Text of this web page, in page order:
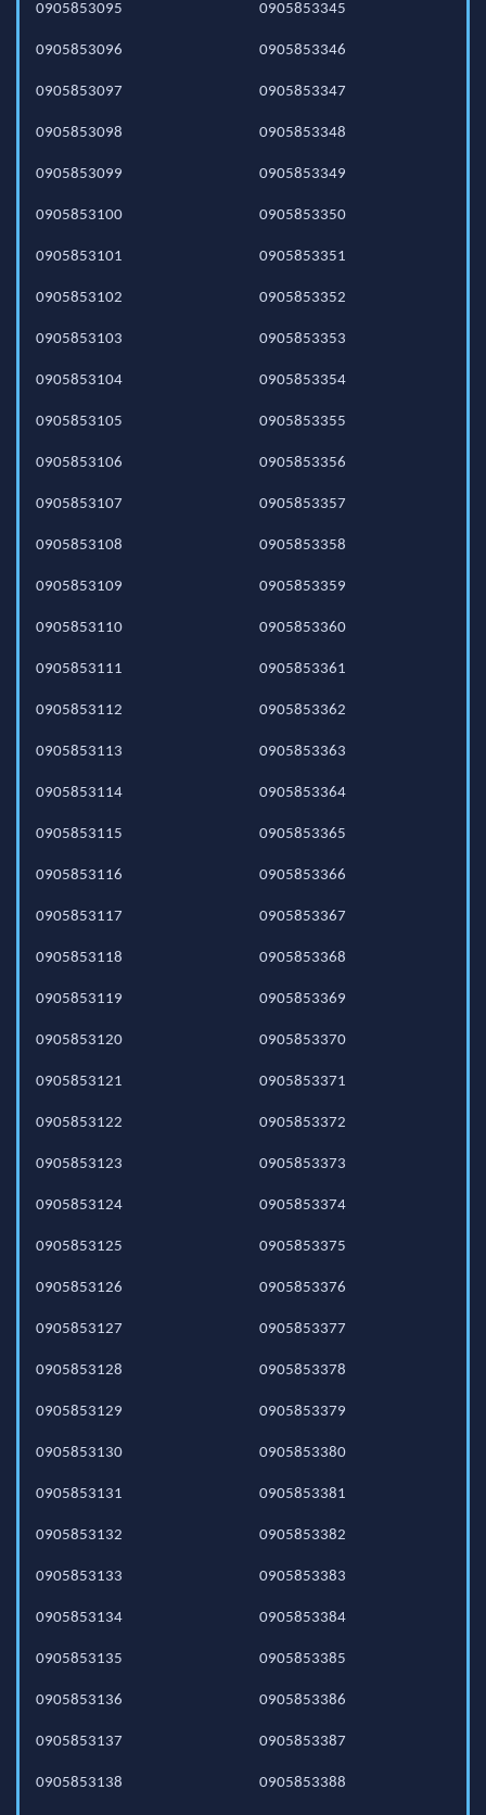
0905853095
0905853096
0905853097
0905853098
0905853099
0905853100
0905853101
0905853102
0905853103
0905853104
0905853105
0905853106
0905853107
0905853108
0905853109
0905853110
0905853111
0905853112
0905853113
0905853114
0905853115
0905853116
0905853117
0905853118
0905853119
0905853120
0905853121
0905853122
0905853123
0905853124
0905853125
0905853126
0905853127
0905853128
0905853129
0905853130
0905853131
0905853132
0905853133
0905853134
0905853135
0905853136
0905853137
0905853138
0905853345
0905853346
0905853347
0905853348
0905853349
0905853350
0905853351
0905853352
0905853353
0905853354
0905853355
0905853356
0905853357
0905853358
0905853359
0905853360
0905853361
0905853362
0905853363
0905853364
0905853365
0905853366
0905853367
0905853368
0905853369
0905853370
0905853371
0905853372
0905853373
0905853374
0905853375
0905853376
0905853377
0905853378
0905853379
0905853380
0905853381
0905853382
0905853383
0905853384
0905853385
0905853386
0905853387
0905853388